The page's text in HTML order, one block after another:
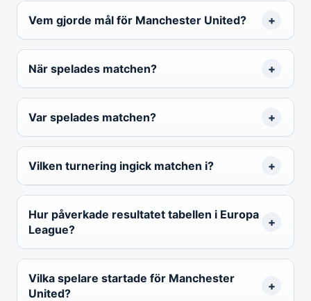
Vem gjorde mål för Manchester United?
När spelades matchen?
Var spelades matchen?
Vilken turnering ingick matchen i?
Hur påverkade resultatet tabellen i Europa
League?
Vilka spelare startade för Manchester
United?